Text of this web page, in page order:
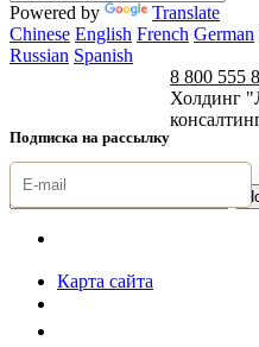
Powered by
Translate
Chinese English French German
Russian Spanish
Подписка на рассылку
8 800 555
Холдинг
Карта сайта